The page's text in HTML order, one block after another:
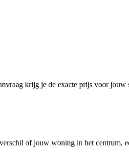
krijg je de exacte prijs voor jouw
of jouw woning in het centrum,